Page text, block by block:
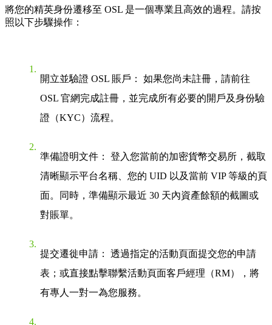
將您的精英身份遷移至 OSL 是一個專業且高效的過程。請按
照以下步驟操作：
開立並驗證 OSL 賬戶：
如果您尚未註冊，請前往
OSL 官網完成註冊，並完成所有必要的開戶及身份驗
證（KYC）流程。
準備證明文件：
登入您當前的加密貨幣交易所，截取
清晰顯示平台名稱、您的 UID 以及當前 VIP 等級的頁
面。同時，準備顯示最近 30 天內資產餘額的截圖或
對賬單。
提交遷徙申請：
透過指定的活動頁面提交您的申請
表；或直接點擊聯繫活動頁面客戶經理（RM），將
有專人一對一為您服務。